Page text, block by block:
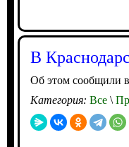
В
Об этом сообщили
Категория: Все \